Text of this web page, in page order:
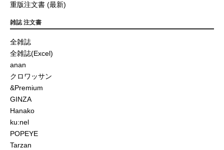
重版注文書 (最新)
雑誌 注文書
全雑誌
全雑誌(Excel)
anan
クロワッサン
&Premium
GINZA
Hanako
ku:nel
POPEYE
Tarzan